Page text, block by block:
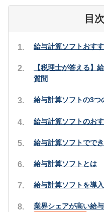
目次
給与計算ソフトおす
【税理士が答える】
質問
給与計算ソフトの3つ
給与計算ソフトのお
給与計算ソフトでで
給与計算ソフトとは
給与計算ソフトを導
業界シェアが高い給